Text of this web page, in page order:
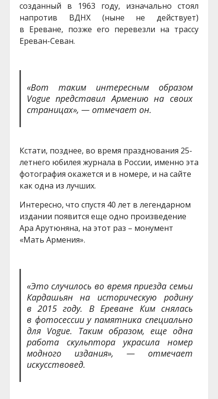
созданный в 1963 году, изначально стоял
напротив ВДНХ (ныне не действует)
в Ереване, позже его перевезли на трассу
Ереван-Севан.
«Вот таким интересным образом
Vogue представил Армению на своих
страницах», — отмечает он.
Кстати, позднее, во время празднования 25-
летнего юбилея журнала в России, именно эта
фотография окажется и в номере, и на сайте
как одна из лучших.
Интересно, что спустя 40 лет в легендарном
издании появится еще одно произведение
Ара Арутюняна, на этот раз – монумент
«Мать Армения».
«Это случилось во время приезда семьи
Кардашьян на историческую родину
в 2015 году. В Ереване Ким снялась
в фотосессии у памятника специально
для Vogue. Таким образом, еще одна
работа скульптора украсила номер
модного издания», — отмечает
искусствовед.